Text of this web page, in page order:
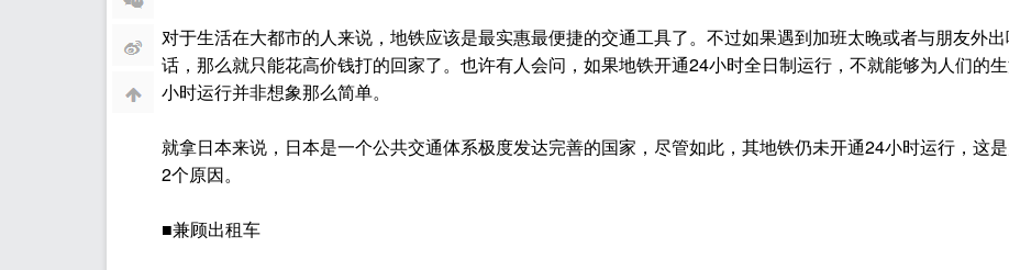
对于生活在大都市的人来说，地铁应该是最实惠最便捷的交通工具了。不过如果遇到加班太晚或者与朋友外
话，那么就只能花高价钱打的回家了。也许有人会问，如果地铁开通24小时全日制运行，不就能够为人们的
小时运行并非想象那么简单。
就拿日本来说，日本是一个公共交通体系极度发达完善的国家，尽管如此，其地铁仍未开通24小时运行，这
2个原因。
■兼顾出租车